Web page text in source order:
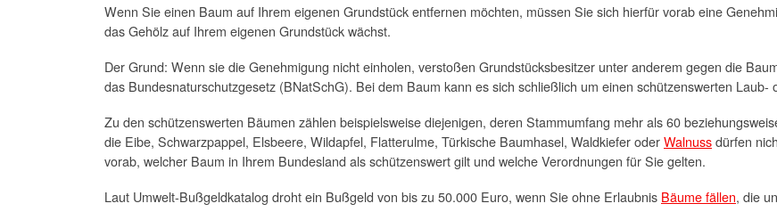
Wenn Sie einen Baum auf Ihrem eigenen Grundstück entfernen möchten, müssen Sie sich hierfür vorab eine
das Gehölz auf Ihrem eigenen Grundstück wächst.
Der Grund: Wenn sie die Genehmigung nicht einholen, verstoßen Grundstücksbesitzer unter anderem gegen die
das Bundesnaturschutzgesetz (BNatSchG). Bei dem Baum kann es sich schließlich um einen schützenswerten Laub-
Zu den schützenswerten Bäumen zählen beispielsweise diejenigen, deren Stammumfang mehr als 60
die Eibe, Schwarzpappel, Elsbeere, Wildapfel, Flatterulme, Türkische Baumhasel, Waldkiefer oderWalnussdürfen
vorab, welcher Baum in Ihrem Bundesland als schützenswert gilt und welche Verordnungen für Sie gelten.
Laut Umwelt-Bußgeldkatalog droht ein Bußgeld von bis zu 50.000 Euro, wenn Sie ohne Erlaubnis Bäume fällen, die